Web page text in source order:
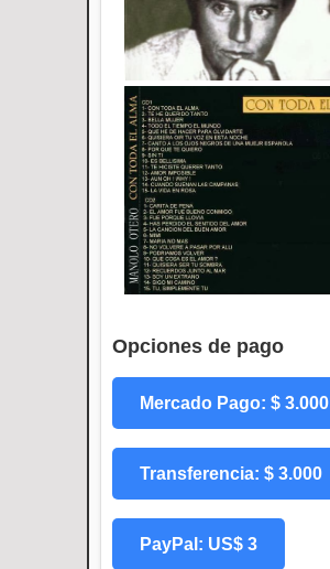
Opciones de pago
Mercado Pago: $ 3.000
Transferencia: $ 3.000
PayPal: US$ 3